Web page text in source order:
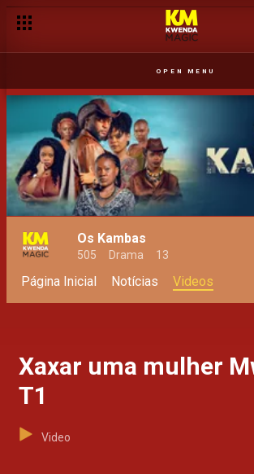
OPEN MENU
Os Kambas
505 Drama 13
Página Inicial Notícias Videos
Xaxar uma mulher
T1
Video